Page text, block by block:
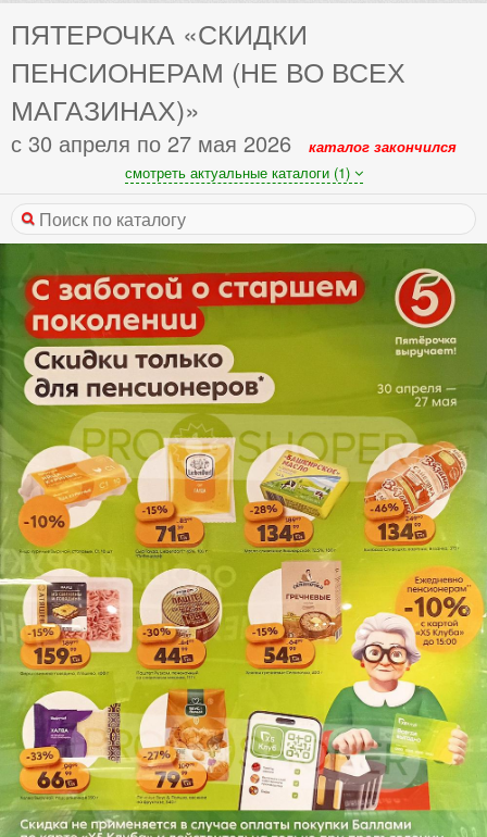
ПЯТЕРОЧКА «СКИДКИ
ПЕНСИОНЕРАМ (НЕ ВО ВСЕХ
МАГАЗИНАХ)»
с 30 апреля по 27 мая 2026
каталог закончился
смотреть актуальные каталоги (1)